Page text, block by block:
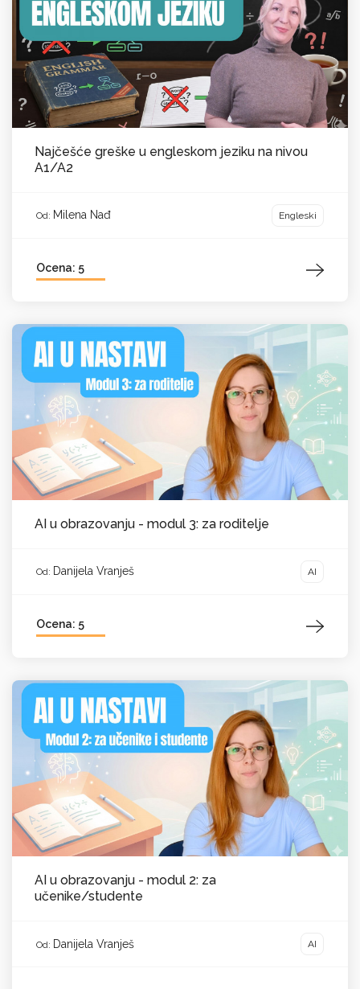
Najčešće greške u engleskom jeziku na nivou
A1/A2
Od: Milena Nađ Engleski
Ocena: 5
AI u obrazovanju - modul 3: za roditelje
Od: Danijela Vranješ AI
Ocena: 5
AI u obrazovanju - modul 2: za
učenike/studente
Od: Danijela Vranješ AI